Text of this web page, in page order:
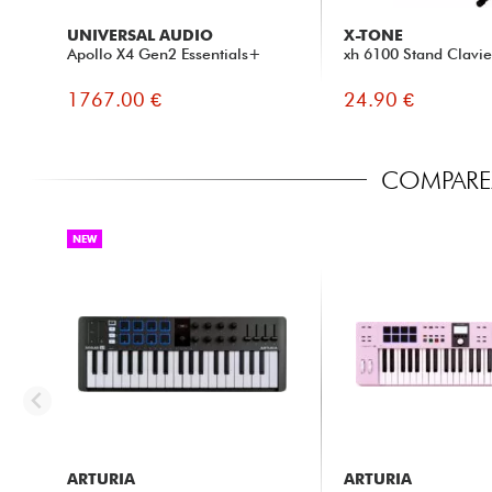
UNIVERSAL AUDIO
Apollo X4 Gen2 Essentials+
1767.00 €
X-TONE
xh 6100 Stand
24.90 €
NEW
ARTURIA
ARTURIA